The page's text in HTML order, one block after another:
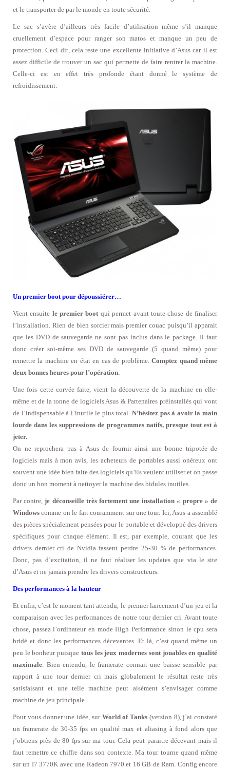
et le transporter de par le monde en toute sécurité.
Le sac s’avère d’ailleurs très facile d’utilisation même s’il manque
cruellement d’espace pour ranger son matos et manque un peu de
protection. Ceci dit, cela reste une excellente initiative d’Asus car il est
assez difficile de trouver un sac qui permette de faire rentrer la machine.
Celle-ci est en effet très profonde étant donné le système de
refroidissement.
Un premier boot pour dépoussiérer…
Vient ensuite le premier bootqui permet avant toute chose de finaliser
l’installation. Rien de bien sorcier mais premier couac puisqu’il apparait
que les DVD de sauvegarde ne sont pas inclus dans le package. Il faut
donc créer soi-même ses DVD de sauvegarde (5 quand même) pour
remettre la machine en état en cas de problème.Comptez quand même
deux bonnes heures pour l’opération.
Une fois cette corvée faite, vient la découverte de la machine en elle-
même et de la tonne de logiciels Asus & Partenaires préinstallés qui vont
de l’indispensable à l’inutile le plus total.N’hésitez pas à avoir la main
lourde dans les suppressions de programmes natifs, presque tout est à
jeter.
On ne reprochera pas à Asus de fournir ainsi une bonne tripotée de
logiciels mais à mon avis, les acheteurs de portables aussi onéreux ont
souvent une idée bien faite des logiciels qu’ils veulent utiliser et on passe
donc un bon moment à nettoyer la machine des bidules inutiles.
Par contre, je déconseille très fortement une installation « propre » de
Windows comme on le fait couramment sur une tour. Ici, Asus a assemblé
des pièces spécialement pensées pour le portable et développé des drivers
spécifiques pour chaque élément. Il est, par exemple, courant que les
drivers dernier cri de Nvidia fassent perdre 25-30 % de performances.
Donc, pas d’excitation, il ne faut réaliser les updates que via le site
d’Asus et ne jamais prendre les drivers constructeurs.
Des performances à la hauteur
Et enfin, c’est le moment tant attendu, le premier lancement d’un jeu et la
comparaison avec les performances de notre tour dernier cri. Avant toute
chose, passez l’ordinateur en mode High Performance sinon le cpu sera
bridé et donc les performances décevantes. Et là, c’est quand même un
peu le bonheur puisque tous les jeux modernes sont jouables en qualité
maximale. Bien entendu, le framerate connait une baisse sensible par
rapport à une tour dernier cri mais globalement le résultat reste très
satisfaisant et une telle machine peut aisément s’envisager comme
machine de jeu principale.
Pour vous donner une idée, sur World of Tanks (version 8), j’ai constaté
un framerate de 30-35 fps en qualité max et aliasing à fond alors que
j’obtiens près de 80 fps sur ma tour. Cela peut paraitre décevant mais il
faut remettre ce chiffre dans son contexte. Ma tour tourne quand même
sur un I7 3770K avec une Radeon 7970 et 16 GB de Ram. Config encore